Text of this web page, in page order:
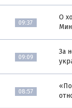
09:37
О
09:09
За
08:57